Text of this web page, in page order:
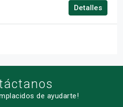
Detalles
de ayudarte!